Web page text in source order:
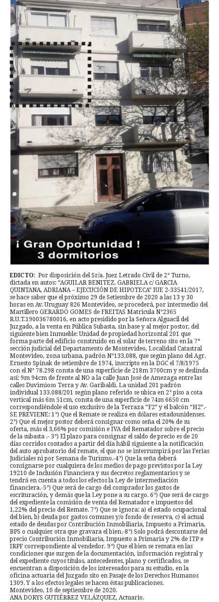
EDICTO: Por disposición del Sr/a. Juez Letrado Civil de 2° Turno,
dictada en autos: “AGUILAR BENITEZ, GABRIELA c/ GARCIA
QUINTANA, ADRIANA – EJECUCIÓN DE HIPOTECA” IUE 2-33541/2017,
se hace saber que el próximo 29 de Setiembre de 2020 a las 13 y 30
horas en Av. Uruguay 826 Montevideo, se procederá, por intermedio del
Martillero GERARDO GOMES de FREITAS Matricula N°2365
R.U.T.190036780016, en acto presidido por la Señora Alguacil del
Juzgado, a la venta en Pública Subasta, sin base y al mejor postor, del
siguiente bien Inmueble: Unidad de propiedad horizontal 201 que
forma parte del edificio construido en el solar de terreno sito en la 7ª
sección judicial del Departamento de Montevideo, Localidad Catastral
Montevideo, zona urbana, padrón N°133.088, que según plano del Agr.
Ernesto Spinak de setiembre de 1974, inscripto en la DGC el 7/8/1975
con el N° 78.298 consta de una superficie de 218m 3700cm y se deslinda
así: 9m 94cm de frente al NO a la calle Juan José de Amezaga entre las
calles Duvimioso Terra y Av. Garibaldi. La unidad 201 padrón
individual 133.088/201 según plano referido se ubica en 2° piso a cota
vertical más 6m 51cm, consta de una superficie de 74m 6650 cm
correspondiéndole el uso exclusivo de la Terraza “F2” y el balcón “H2”.-
SE PREVIENE: 1°) Que el Remate se realiza en dólares estadounidenses.
2°) Que el mejor postor deberá consignar como seña el 20% de su
oferta, más el 3,66% por comisión e IVA del Rematador sobre el precio
de la subasta .- 3°) El plazo para consignar el saldo de precio es de 20
días corridos contados a partir del día hábil siguiente a la notificación
del auto aprobatorio del remate, el que no se interrumpirá por las Ferias
Judiciales ni por Semana de Turismo.-4°) Que la seña deberá
consignarse por cualquiera de los medios de pago previstos por la Ley
19210 de Inclusión Financiera y sus decretos reglamentarios y se
tendrá en cuenta a todos los efectos la Ley de intermediación
financiera.-5°) Que será de cargo del comprador los gastos de
escrituración, y demás que la Ley pone a su cargo. 6°) Que será de cargo
del expediente la comisión de venta del Rematador e impuestos del
1,22% del precio del Remate. 7°) Que se ignora: a) el estado ocupacional
del bien, b) deuda por gastos comunes y/o fondo de reserva, c) el actual
estado de deudas por Contribución Inmobiliaria, Impuesto a Primaria,
BPS o cualquier otra que gravara el bien.-8°) Solo podrá descontarse del
precio Contribución Inmobiliaria, Impuesto a Primaria y 2% de ITP e
IRPF correspondiente al vendedor. 9°) Que el bien se remata en las
condiciones que surgen de la documentación, información registral y
del expediente cuyos títulos, antecedentes, plano y certificados, se
encuentran a disposición de los interesados para su estudio, en la
oficina actuaria del Juzgado sito en Pasaje de los Derechos Humanos
1309. Y a los efectos legales se hacen éstas publicaciones.
Montevideo, 10 de septiembre de 2020.
ANA DORYS GUTIÉRREZ VELÁZQUEZ, Actuario.